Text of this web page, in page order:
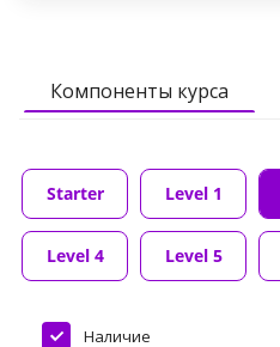
Компоненты курса
Starter Level 1
Level 4 Level 5
Наличие